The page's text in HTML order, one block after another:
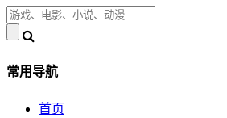
常用导航
首页